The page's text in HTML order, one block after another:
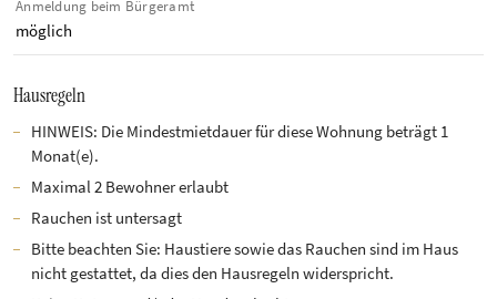
Anmeldung beim Bürgeramt
möglich
Hausregeln
HINWEIS: Die Mindestmietdauer für diese Wohnung beträgt 1
Monat(e).
Maximal 2 Bewohner erlaubt
Rauchen ist untersagt
Bitte beachten Sie: Haustiere sowie das Rauchen sind im Haus
nicht gestattet, da dies den Hausregeln widerspricht.